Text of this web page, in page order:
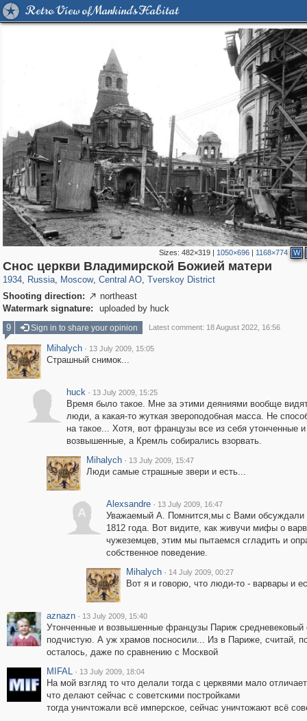
Retro View of Mankind's Habitat
Sizes: 482×319| 1050×696| 1168×774 W
Снос церкви Владимирской Божией матери
1934, Russia
1,405,779 29,243
, Moscow
319,716 8,286
, Central AO
159,930 5,916
, Tverskoy District
53,016 2,283
Shooting direction:  northeast
Watermark signature:
uploaded by huck
9
Sign in to share your opinion Latest comment: 18 August 2022, 16:56
Mihalych · 13 July 2009, 15:05
Страшный снимок...
huck · 13 July 2009, 15:25
Время было такое. Мне за этими деяниями вообще
люди, а какая-то жуткая звероподобная масса. Не
на такое... Хотя, вот французы все из себя утонченные и
возвышенные, а Кремль собирались взорвать.
Mihalych · 13 July 2009, 15:47
Люди самые страшные звери и есть...
A
Alexsandre · 13 July 2009, 16:47
Уважаемый А. Помнится,мы с Вами обсуждали
1812 года. Вот видите, как живучи мифы о
чужеземцев, этим мы пытаемся сгладить и
собственное поведение.
Mihalych · 14 July 2009, 00:27
Вот я и говорю, что люди-то - варвары и
aznazn · 13 July 2009, 15:40
Утонченные и возвышенные французы Париж средневековый
подчистую. А уж храмов посносили... Из в Париже, считай,
осталось, даже по сравнению с Москвой
MIFAL · 13 July 2009, 18:04
На мой взгляд то что делали тогда с церквями мало
что делают сейчас с советскими постройками
тогда уничтожали всё имперское, сейчас уничтожают всё